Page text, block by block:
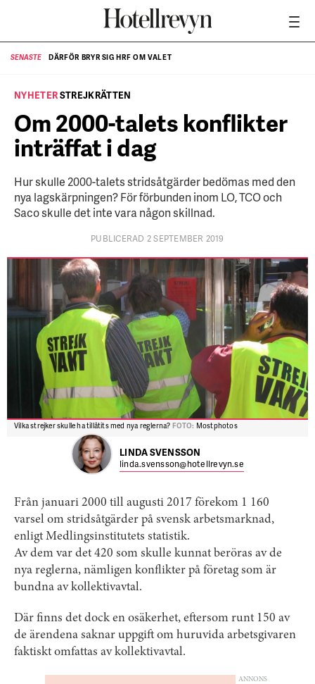
SENASTE DÄRFÖR BRYR SIG HRF OM VALET
NYHETERSTREJKRÄTTEN
Om 2000-talets konflikter
inträffat i dag
Hur skulle 2000-talets stridsåtgärder bedömas med den
nya lagskärpningen? För förbunden inom LO, TCO och
Saco skulle det inte vara någon skillnad.
PUBLICERAD 2 SEPTEMBER 2019
Vilka strejker skulle ha tillåtits med nya reglerna? FOTO: Mostphotos
LINDA SVENSSON
linda.svensson@hotellrevyn.se
Från januari 2000 till augusti 2017 förekom 1 160
varsel om strids­åtgärder på svensk arbetsmarknad,
enligt Medlings­institutets statistik.
Av dem var det 420 som skulle kunnat beröras av de
nya reglerna, nämligen konflikter på företag som är
bundna av kollektivavtal.
Där finns det dock en osäkerhet, eftersom runt 150 av
de ärendena saknar uppgift om huruvida arbetsgivaren
faktiskt omfattas av kollektivavtal.
ANNONS